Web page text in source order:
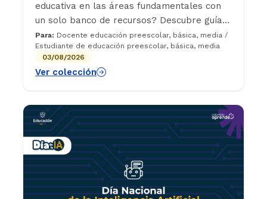
educativa en las áreas fundamentales con
un solo banco de recursos? Descubre guías
didácticas, bitácoras estudiantiles y cápsulas
audiovisuales diseñadas para transformar
las aulas de grado 6°.
Para: Docente educación preescolar, básica, media /
Estudiante de educación preescolar, básica, media
03/08/2026
Ver colección